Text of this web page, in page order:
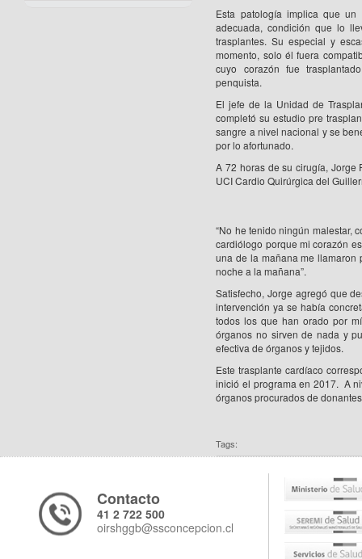
Esta patología implica que
adecuada, condición que lo
trasplantes. Su especial y
momento, solo él fuera
cuyo corazón fue
penquista.
El jefe de la Unidad de
completó su estudio pre
sangre a nivel nacional y se
por lo afortunado.
A 72 horas de su cirugía, Jorge
UCI Cardio Quirúrgica del
“No he tenido ningún malestar,
cardiólogo porque mi corazón
una de la mañana me llamaron
noche a la mañana”.
Satisfecho, Jorge agregó que
intervención ya se había
todos los que han orado por
órganos no sirven de nada y
efectiva de órganos y tejidos.
Este trasplante cardíaco
inició el programa en 2017. A
órganos procurados de
Tags:
Contacto
41 2 722 500
oirshggb@ssconcepcion.cl